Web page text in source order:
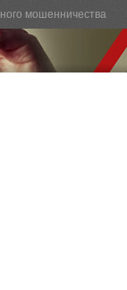
мошенничества